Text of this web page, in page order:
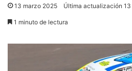
13 marzo 2025 Última actualización
1 minuto de lectura